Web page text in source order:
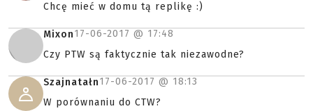
Chcę mieć w domu tą replikę :)
Mixon17-06-2017 @ 17:48
Czy PTW są faktycznie tak niezawodne?
Szajnatałn17-06-2017 @ 18:13
W porównaniu do CTW?